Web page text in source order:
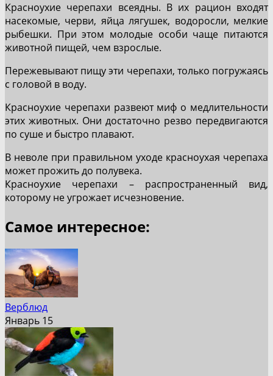
Красноухие черепахи всеядны. В их рацион входят
насекомые, черви, яйца лягушек, водоросли, мелкие
рыбешки. При этом молодые особи чаще питаются
животной пищей, чем взрослые.
Пережевывают пищу эти черепахи, только погружаясь
с головой в воду.
Красноухие черепахи развеют миф о медлительности
этих животных. Они достаточно резво передвигаются
по суше и быстро плавают.
В неволе при правильном уходе красноухая черепаха
может прожить до полувека.
Красноухие черепахи – распространенный вид,
которому не угрожает исчезновение.
Самое интересное:
Верблюд
Январь 15